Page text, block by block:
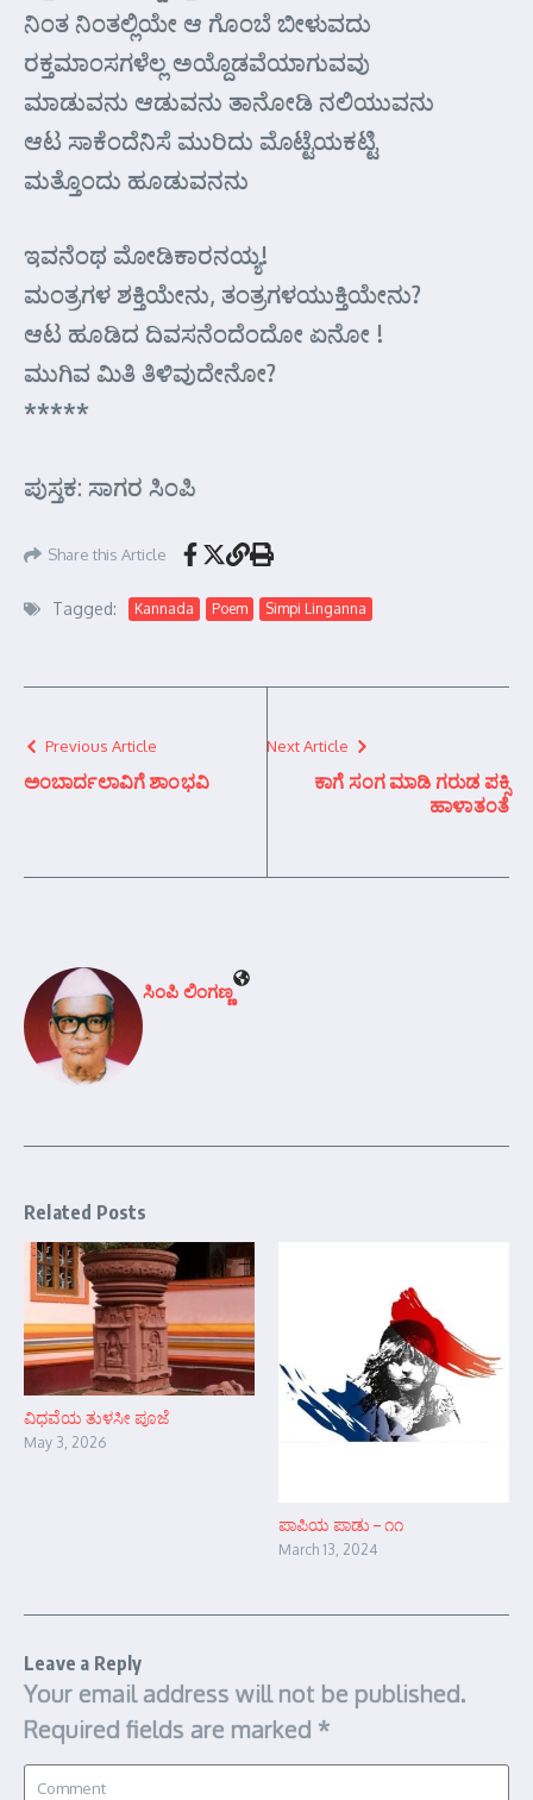
ನಿಂತ ನಿಂತಲ್ಲಿಯೇ ಆ ಗೊಂಬೆ ಬೀಳುವದು
ರಕ್ತಮಾಂಸಗಳೆಲ್ಲ ಅಯ್ದೊಡವೆಯಾಗುವವು
ಮಾಡುವನು ಆಡುವನು ತಾನೋಡಿ ನಲಿಯುವನು
ಆಟ ಸಾಕೆಂದೆನಿಸೆ ಮುರಿದು ಮೊಟ್ಟೆಯಕಟ್ಟಿ
ಮತ್ತೊಂದು ಹೂಡುವನನು
ಇವನೆಂಥ ಮೋಡಿಕಾರನಯ್ಯ!
ಮಂತ್ರಗಳ ಶಕ್ತಿಯೇನು, ತಂತ್ರಗಳಯುಕ್ತಿಯೇನು?
ಆಟ ಹೂಡಿದ ದಿವಸನೆಂದೆಂದೋ ಏನೋ !
ಮುಗಿವ ಮಿತಿ ತಿಳಿವುದೇನೋ?
*****
ಪುಸ್ತಕ: ಸಾಗರ ಸಿಂಪಿ
Share this Article
Tagged: Kannada Poem Simpi Linganna
Previous Article
ಅಂಬಾರ್ದಲಾವಿಗೆ ಶಾಂಭವಿ
Next Article
ಕಾಗೆ ಸಂಗ ಮಾಡಿ ಗರುಡ ಪಕ್ಸಿ
ಹಾಳಾತಂತೆ
ಸಿಂಪಿ ಲಿಂಗಣ್ಣ
Related Posts
ವಿಧವೆಯ ತುಳಸೀ ಪೂಜೆ
May 3, 2026
ಪಾಪಿಯ ಪಾಡು – ೧೧
March 13, 2024
Leave a Reply
Your email address will not be published.
Required fields are marked *